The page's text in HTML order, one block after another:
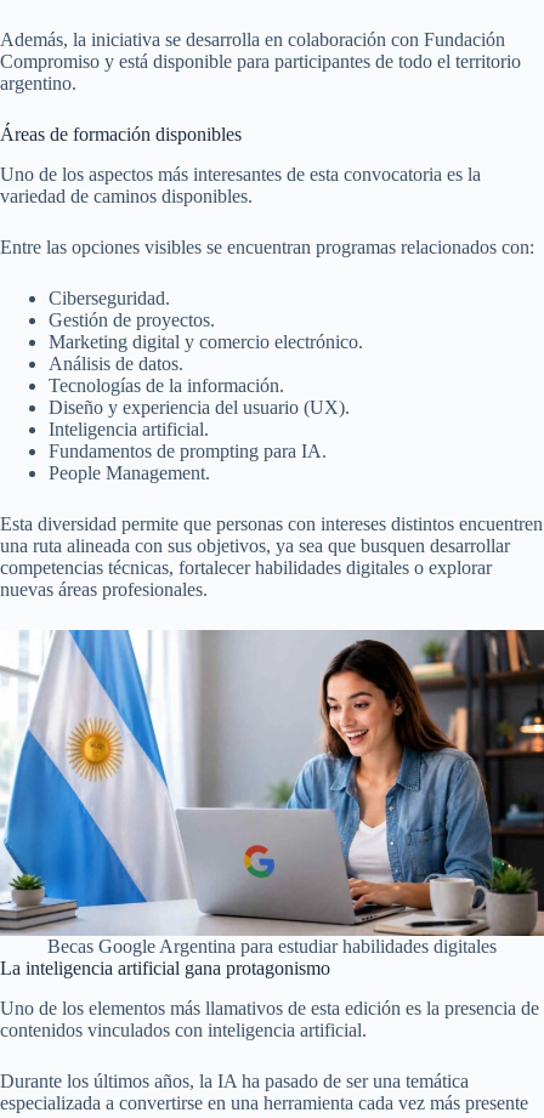
Además, la iniciativa se desarrolla en colaboración con Fundación
Compromiso y está disponible para participantes de todo el territorio
argentino.
Áreas de formación disponibles
Uno de los aspectos más interesantes de esta convocatoria es la
variedad de caminos disponibles.
Entre las opciones visibles se encuentran programas relacionados con:
Ciberseguridad.
Gestión de proyectos.
Marketing digital y comercio electrónico.
Análisis de datos.
Tecnologías de la información.
Diseño y experiencia del usuario (UX).
Inteligencia artificial.
Fundamentos de prompting para IA.
People Management.
Esta diversidad permite que personas con intereses distintos encuentren
una ruta alineada con sus objetivos, ya sea que busquen desarrollar
competencias técnicas, fortalecer habilidades digitales o explorar
nuevas áreas profesionales.
Becas Google Argentina para estudiar habilidades digitales
La inteligencia artificial gana protagonismo
Uno de los elementos más llamativos de esta edición es la presencia de
contenidos vinculados con inteligencia artificial.
Durante los últimos años, la IA ha pasado de ser una temática
especializada a convertirse en una herramienta cada vez más presente